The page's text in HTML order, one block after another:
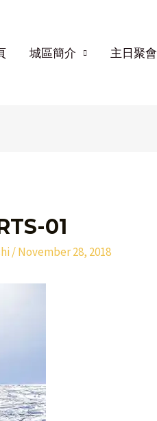
城區簡介 主日聚會
01
/November 28, 2018